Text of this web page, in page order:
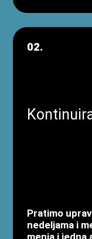
02.
Pratimo
nedeljama i